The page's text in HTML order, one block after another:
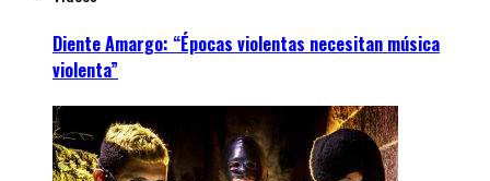
Diente Amargo: “Épocas violentas necesitan música
violenta”